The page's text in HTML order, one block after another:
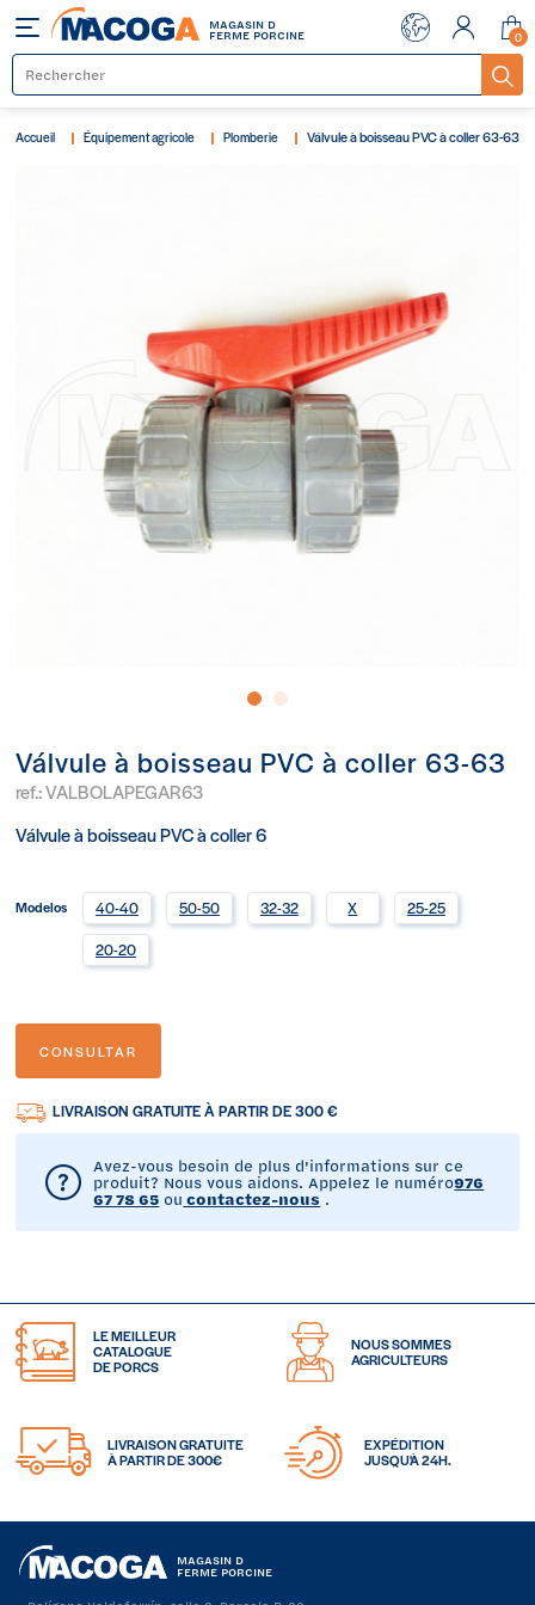
MAGASIN D
FERME PORCINE 0
Menu
Accueil Équipement agricole Plomberie Válvule à boisseau PVC à coller 63-63
Válvule à boisseau PVC à coller 63-63
ref.:VALBOLAPEGAR63
Válvule à boisseau PVC à coller 6
Modelos 40-40 50-50 32-32 X
25-25
20-20
CONSULTAR
LIVRAISON GRATUITE À PARTIR DE 300 €
Avez-vous besoin de plus d'informations sur ce
produit? Nous vous aidons. Appelez le numéro976
67 78 65 ou contactez-nous .
LE MEILLEUR
CATALOGUE
DE PORCS
NOUS SOMMES
AGRICULTEURS
LIVRAISON GRATUITE
À PARTIR DE 300€
EXPÉDITION
JUSQU'À 24H.
MAGASIN D
FERME PORCINE